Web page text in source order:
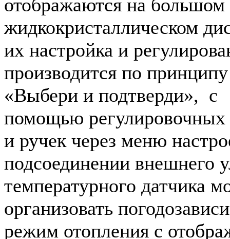
отображаются на большом
жидкокристаллическом
их настройка и
производится по принципу
«Выбери и подтверди», с
помощью регулировочных
и ручек через меню
подсоединении внешнего
температурного датчика
организовать
режим отопления с